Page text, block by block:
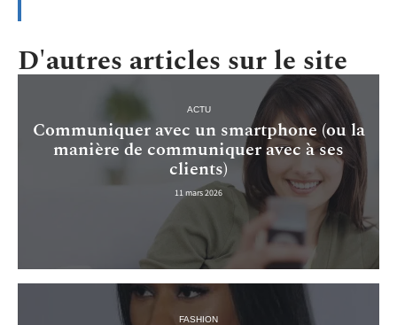
D'autres articles sur le site
ACTU
Communiquer avec un smartphone (ou la
manière de communiquer avec à ses
clients)
11 mars 2026
FASHION